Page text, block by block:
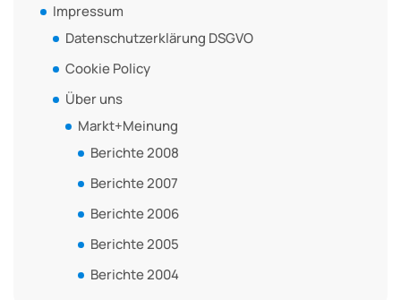
Impressum
Datenschutzerklärung DSGVO
Cookie Policy
Über uns
Markt+Meinung
Berichte 2008
Berichte 2007
Berichte 2006
Berichte 2005
Berichte 2004